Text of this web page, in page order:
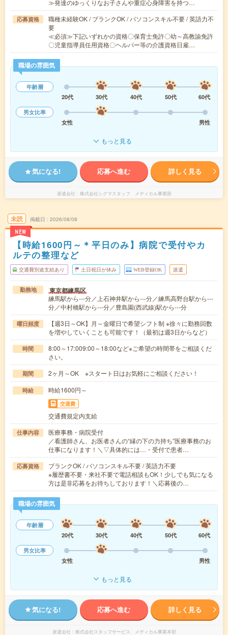
≫発達のゆっくりなお子さんや重症心身障害を持つ…
応募資格
職種未経験OK / ブランクOK / パソコンスキル不要 / 英語力不
要
≪必須≫下記いずれかの資格〇保育士免許〇幼～高教諭免許
〇児童指導員任用資格〇ヘルパー等の介護資格日雇…
職場の雰囲気
年齢層
20代
30代 40代 50代
60代
男女比率
女性
男性
もっと見る
気になる! 応募へ進む 詳しく見る
派遣会社 株式会社シグマスタッフ メディカル事業部
未読
NEW
掲載日 2026/08/08
【時給1600円～＊平日のみ】病院で受付やカ
ルテの整理など
交通費別途支給あり 土日祝日が休み WEB登録OK 派遣
勤務地 東京都練馬区
練馬駅から---分／上石神井駅から---分／練馬高野台駅から---
分／中村橋駅から---分／豊島園(西武線)駅から---分
曜日頻度
【週3日～OK】月～金曜日で希望シフト制 ※徐々に勤務回数
を増やしていくことも可能です！（最初は週3日からなど）
時間
8:00～17:009:00～18:00など※ご希望の時間帯をご相談くだ
さい。
期間 2ヶ月～OK ※スタート日はお気軽にご相談ください！
時給 時給1600円～
交通費
交通費規定内支給
仕事内容
医療事務・病院受付
／看護師さん、お医者さんの“縁の下の力持ち”医療事務のお
仕事になります！＼▽具体的には…・受付で患者…
応募資格
ブランクOK / パソコンスキル不要 / 英語力不要
※履歴書不要・来社不要で電話相談もOK！少しでも気になる
方は是非応募をお待ちしております！＼応募後の…
職場の雰囲気
年齢層
20代
30代 40代 50代
60代
男女比率
女性
男性
もっと見る
気になる! 応募へ進む 詳しく見る
派遣会社 株式会社スタッフサービス メディカル事業本部